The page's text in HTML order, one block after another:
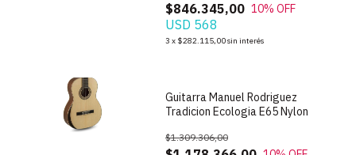
$846.345,00 10% OFF
USD 568
3 x $282.115,00sin interés
Guitarra Manuel Rodriguez
Tradicion Ecologia E65 Nylon
$1.309.306,00